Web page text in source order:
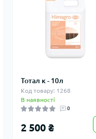
Тотал к - 10л
Код товару: 1268
В наявності
0
2 500 ₴